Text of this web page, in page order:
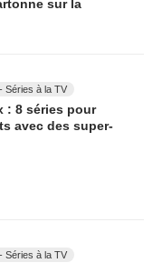
sur la
Séries à la TV
: 8 séries pour
avec des super-
Séries à la TV